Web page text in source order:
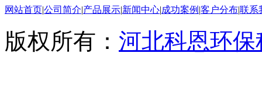
网站首页|公司简介|产品展示|新闻中心|成功案例 |客户分布|联系
版权所有： 河北科恩环